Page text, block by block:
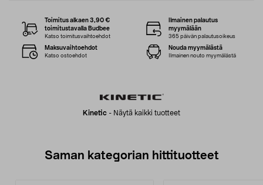
Kinetic - Näytä kaikki tuotteet
Toimitus alkaen 3,90 €
toimitustavalla Budbee
Katso toimitusvaihtoehdot
Ilmainen palautus
myymälään
365 päivän palautusoikeus
Maksuvaihtoehdot
Katso ostoehdot
Nouda myymälästä
Ilmainen nouto myymälästä
Saman kategorian hittituotteet